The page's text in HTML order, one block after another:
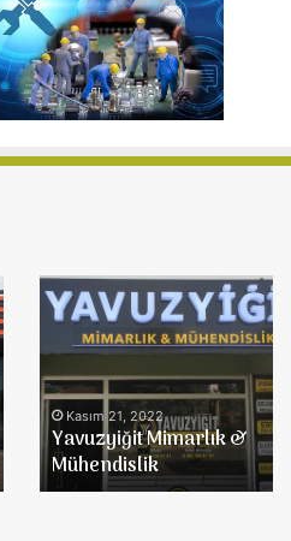
Yavuzyiğit
Mimarlık
Kasım 21, 2022
Yavuzyiğit Mimarlık &
Mühendislik